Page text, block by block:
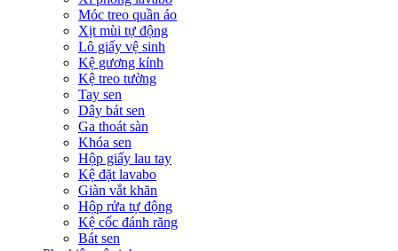
Móc treo quần áo
Xịt mùi tự động
Lô giấy vệ sinh
Kệ gương kính
Kệ treo tường
Tay sen
Dây bát sen
Ga thoát sàn
Khóa sen
Hộp giấy lau tay
Kệ đặt lavabo
Giàn vắt khăn
Hộp rửa tự động
Kệ cốc đánh răng
Bát sen